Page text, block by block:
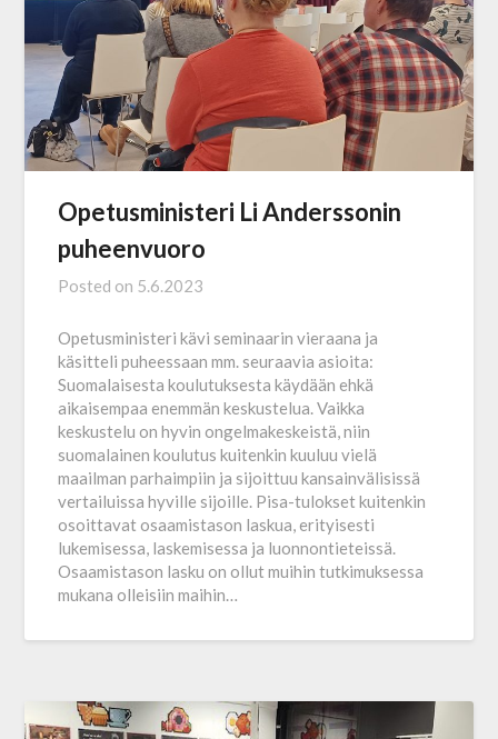
Opetusministeri Li Anderssonin
puheenvuoro
Posted on 5.6.2023
Opetusministeri kävi seminaarin vieraana ja
käsitteli puheessaan mm. seuraavia asioita:
Suomalaisesta koulutuksesta käydään ehkä
aikaisempaa enemmän keskustelua. Vaikka
keskustelu on hyvin ongelmakeskeistä, niin
suomalainen koulutus kuitenkin kuuluu vielä
maailman parhaimpiin ja sijoittuu kansainvälisissä
vertailuissa hyville sijoille. Pisa-tulokset kuitenkin
osoittavat osaamis­tason laskua, erityisesti
lukemisessa, laskemisessa ja luonnon­tieteissä.
Osaamistason lasku on ollut muihin tutki­muksessa
mukana olleisiin maihin…